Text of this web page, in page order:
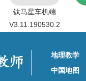
钛马星车机端
V3.11.190530.2
地理教学
中国地图